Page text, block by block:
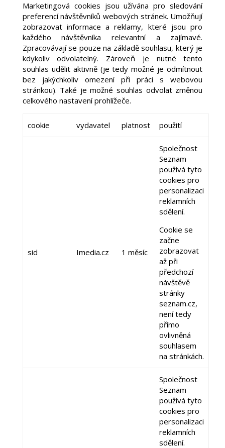
Marketingová cookies jsou užívána pro sledování
preferencí návštěvníků webových stránek. Umožňují
zobrazovat informace a reklamy, které jsou pro
každého návštěvníka relevantní a zajímavé.
Zpracovávají se pouze na základě souhlasu, který je
kdykoliv odvolatelný. Zároveň je nutné tento
souhlas udělit aktivně (je tedy možné je odmítnout
bez jakýchkoliv omezení při práci s webovou
stránkou). Také je možné souhlas odvolat změnou
celkového nastavení prohlížeče.
cookie vydavatel platnost použití
sid Imedia.cz 1 měsíc
Společnost
Seznam
používá tyto
cookies pro
personalizaci
reklamních
sdělení.
Cookie se
začne
zobrazovat
až při
předchozí
návštěvě
stránky
seznam.cz,
není tedy
přímo
ovlivněná
souhlasem
na stránkách.
Společnost
Seznam
používá tyto
cookies pro
personalizaci
reklamních
sdělení.